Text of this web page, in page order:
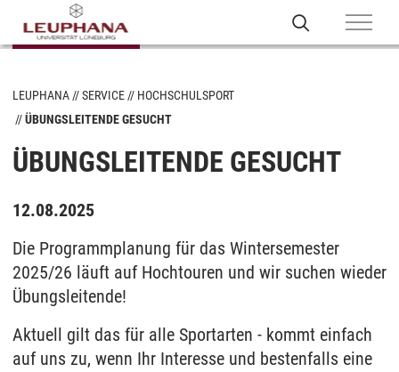
LEUPHANA SERVICE
HOCHSCHULSPORT
ÜBUNGSLEITENDE GESUCHT
ÜBUNGSLEITENDE GESUCHT
12.08.2025
Die Programmplanung für das Wintersemester
2025/26 läuft auf Hochtouren und wir suchen wieder
Übungsleitende!
Aktuell gilt das für alle Sportarten - kommt einfach
auf uns zu, wenn Ihr Interesse und bestenfalls eine